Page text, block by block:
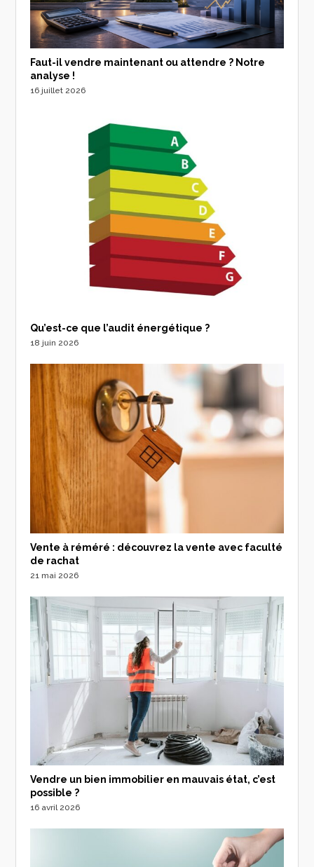
Faut-il vendre maintenant ou attendre ? Notre
analyse !
16 juillet 2026
Qu’est-ce que l’audit énergétique ?
18 juin 2026
Vente à réméré : découvrez la vente avec faculté
de rachat
21 mai 2026
Vendre un bien immobilier en mauvais état, c’est
possible ?
16 avril 2026